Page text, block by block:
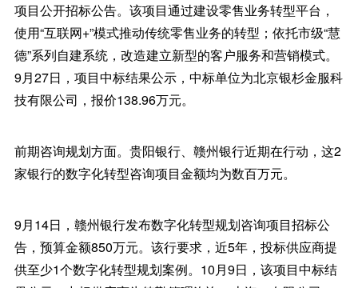
项目公开招标公告。该项目通过建设零售业务转型平台，
使用“互联网+”模式推动传统零售业务的转型；依托市级“慧
德”系列自建系统，改造建立新型的客户服务和营销模式。
9月27日，项目中标结果公示，中标单位为北京银杉金服科
技有限公司，报价138.96万元。
前期咨询规划方面。贵阳银行、赣州银行近期在行动，这2
家银行的数字化转型咨询项目金额均为数百万元。
9月14日，赣州银行发布数字化转型规划咨询项目招标公
告，预算金额850万元。该行要求，近5年，投标供应商提
供至少1个数字化转型规划案例。10月9日，该项目中标结